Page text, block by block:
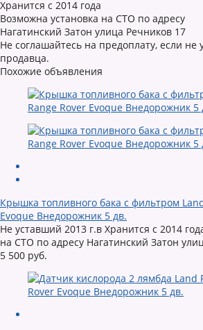
Хранится с 2014 года
Возможна установка на СТО по адресу
Нагатинский Затон улица Речников 17
Не соглашайтесь на предоплату, если
продавца.
Похожие объявления
Крышка топливного бака с фильтром
Evoque Внедорожник 5 дв.
Не уставший 2013 г.в Хранится с 2014
на СТО по адресу Нагатинский Затон
5 500 руб.